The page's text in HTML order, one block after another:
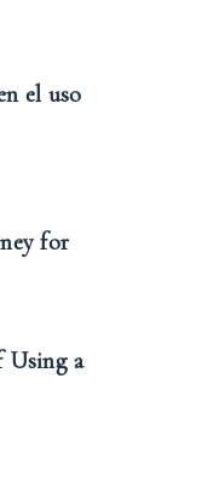
el uso
for
Using a